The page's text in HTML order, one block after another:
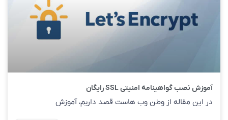
آموزش نصب گواهینامه امنیتی SSL رایگان
در این مقاله از وطن وب هاست قصد داریم، آموزش